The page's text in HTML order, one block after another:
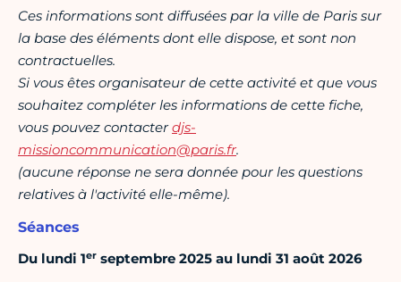
Ces informations sont diffusées par la ville de Paris sur
la base des éléments dont elle dispose, et sont non
contractuelles.
Si vous êtes organisateur de cette activité et que vous
souhaitez compléter les informations de cette fiche,
vous pouvez contacterdjs-
missioncommunication@paris.fr.
(aucune réponse ne sera donnée pour les questions
relatives à l'activité elle-même).
Séances
Du lundi 1er septembre 2025 au lundi 31 août 2026